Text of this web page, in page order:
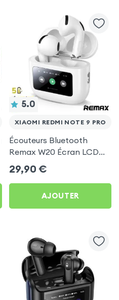
5.0
XIAOMI REDMI NOTE 9 PRO
Écouteurs Bluetooth
Remax W20 Écran LCD
Full-Color pour Xiaomi
Redmi Note 9 Pro
29,90 €
AJOUTER